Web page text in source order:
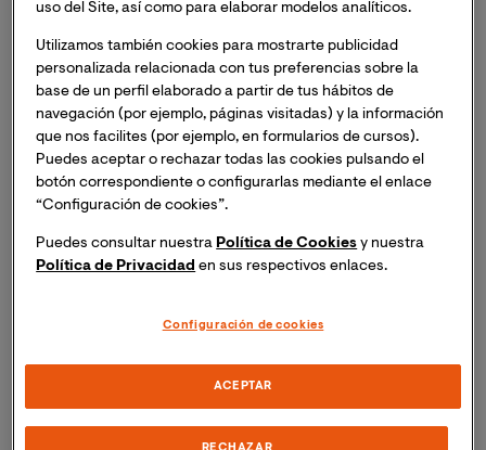
uso del Site, así como para elaborar modelos analíticos.
Utilizamos también cookies para mostrarte publicidad
personalizada relacionada con tus preferencias sobre la
base de un perfil elaborado a partir de tus hábitos de
navegación (por ejemplo, páginas visitadas) y la información
que nos facilites (por ejemplo, en formularios de cursos).
Puedes aceptar o rechazar todas las cookies pulsando el
botón correspondiente o configurarlas mediante el enlace
“Configuración de cookies”.
Puedes consultar nuestra Política de Cookies y nuestra
Política de Privacidad en sus respectivos enlaces.
Configuración de cookies
ACEPTAR